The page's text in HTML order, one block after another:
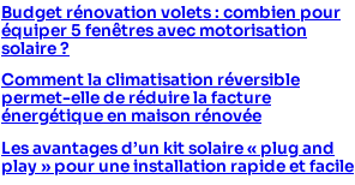
Budget rénovation volets : combien pour
équiper 5 fenêtres avec motorisation
solaire ?
Comment la climatisation réversible
permet-elle de réduire la facture
énergétique en maison rénovée
Les avantages d’un kit solaire « plug and
play » pour une installation rapide et facile